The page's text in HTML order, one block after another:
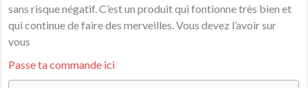
sans risque négatif. C’est un produit qui fontionne très bien et
qui continue de faire des merveilles. Vous devez l’avoir sur
vous
Passe ta commande ici